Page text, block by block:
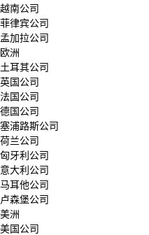
越南公司
菲律宾公司
孟加拉公司
欧洲
土耳其公司
英国公司
法国公司
德国公司
塞浦路斯公司
荷兰公司
匈牙利公司
意大利公司
马耳他公司
卢森堡公司
美洲
美国公司